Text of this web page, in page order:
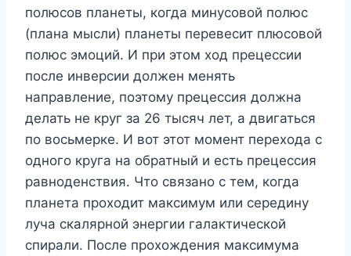
полюсов планеты, когда минусовой полюс
(плана мысли) планеты перевесит плюсовой
полюс эмоций. И при этом ход прецессии
после инверсии должен менять
направление, поэтому прецессия должна
делать не круг за 26 тысяч лет, а двигаться
по восьмерке. И вот этот момент перехода с
одного круга на обратный и есть прецессия
равноденствия. Что связано с тем, когда
планета проходит максимум или середину
луча скалярной энергии галактической
спирали. После прохождения максимума